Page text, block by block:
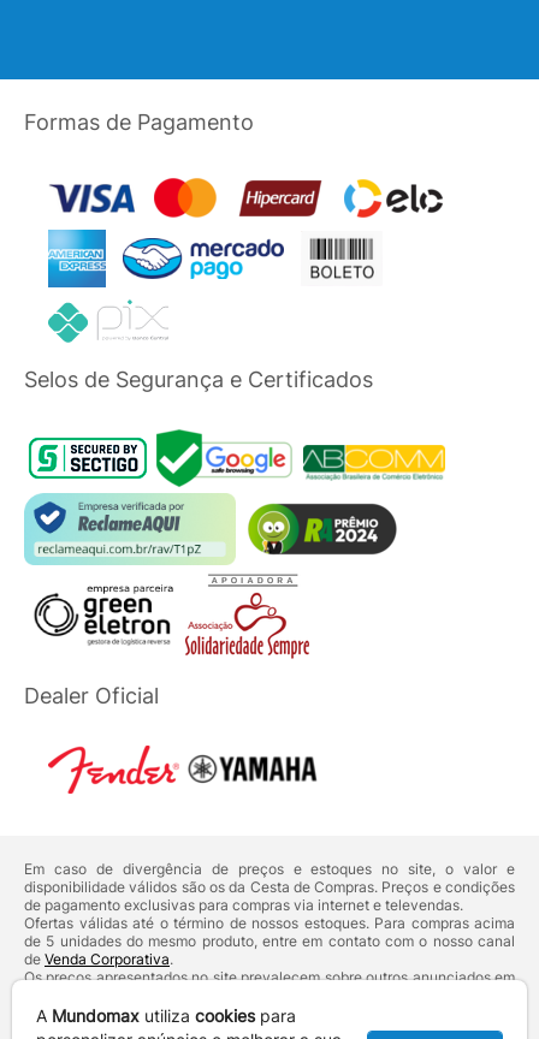
Formas de Pagamento
Selos de Segurança e Certificados
Dealer Oficial
Em caso de divergência de preços e estoques no site, o valor e
disponibilidade válidos são os da Cesta de Compras. Preços e condições
de pagamento exclusivas para compras via internet e televendas.
Ofertas válidas até o término de nossos estoques. Para compras acima
de 5 unidades do mesmo produto, entre em contato com o nosso canal
de Venda Corporativa.
Os preços apresentados no site prevalecem sobre outros anunciados em
Defesa do Consumidor:Lei nº 8.078.
Vendas sujeitas à confirmação de dados e análises de crédito e risco.
A Mundomax utiliza cookiespara